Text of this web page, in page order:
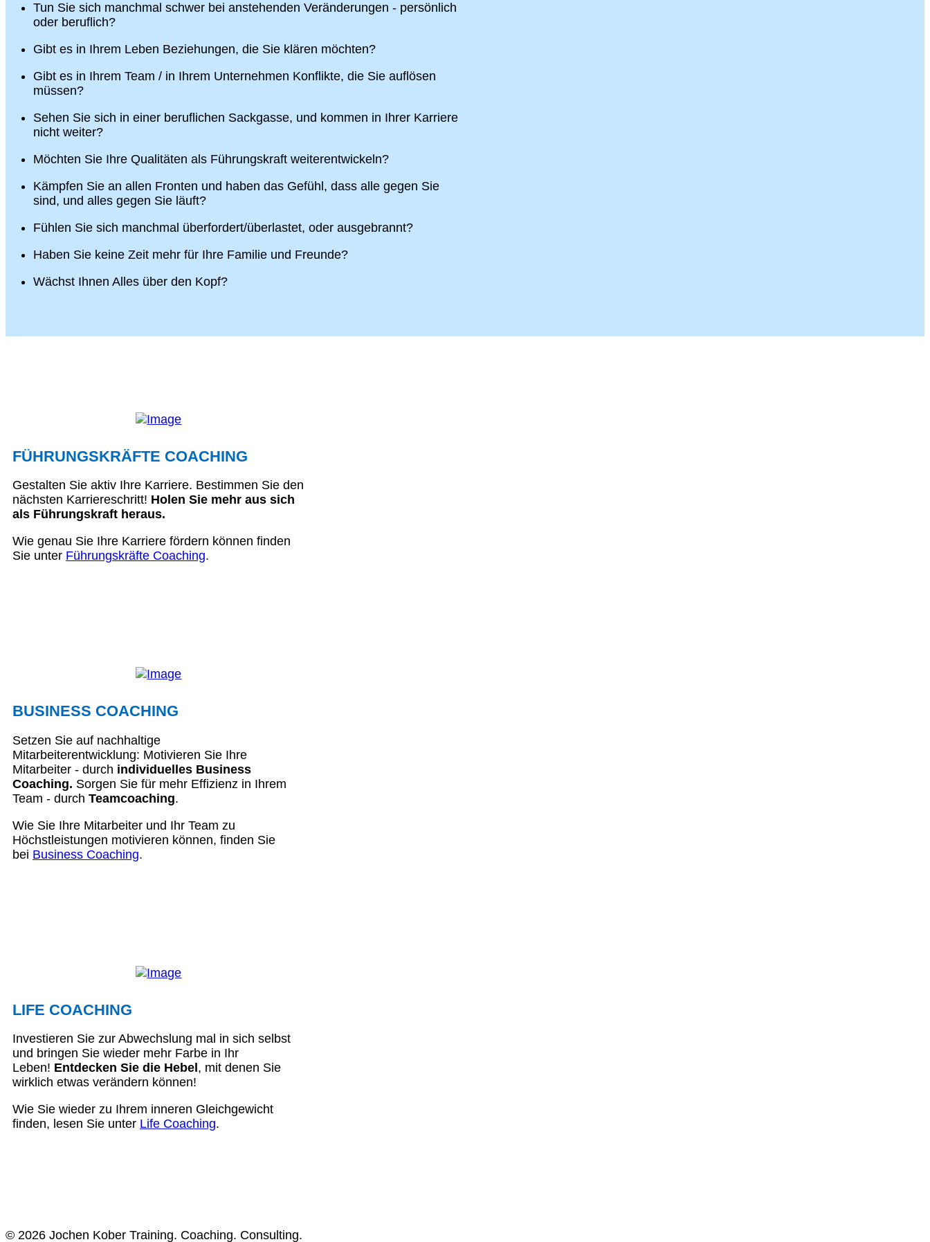
Tun Sie sich manchmal schwer bei anstehenden Veränderungen - persönlich
oder beruflich?
Gibt es in Ihrem Leben Beziehungen, die Sie klären möchten?
Gibt es in Ihrem Team / in Ihrem Unternehmen Konflikte, die Sie auflösen
müssen?
Sehen Sie sich in einer beruflichen Sackgasse, und kommen in Ihrer Karriere
nicht weiter?
Möchten Sie Ihre Qualitäten als Führungskraft weiterentwickeln?
Kämpfen Sie an allen Fronten und haben das Gefühl, dass alle gegen Sie
sind, und alles gegen Sie läuft?
Fühlen Sie sich manchmal überfordert/überlastet, oder ausgebrannt?
Haben Sie keine Zeit mehr für Ihre Familie und Freunde?
Wächst Ihnen Alles über den Kopf?
FÜHRUNGSKRÄFTE COACHING
Gestalten Sie aktiv Ihre Karriere. Bestimmen Sie den
nächsten Karriereschritt! Holen Sie mehr aus sich
als Führungskraft heraus.
Wie genau Sie Ihre Karriere fördern können finden
Sie unter Führungskräfte Coaching.
BUSINESS COACHING
Setzen Sie auf nachhaltige
Mitarbeiterentwicklung: Motivieren Sie Ihre
Mitarbeiter - durch individuelles Business
Coaching. Sorgen Sie für mehr Effizienz in Ihrem
Team - durch Teamcoaching.
Wie Sie Ihre Mitarbeiter und Ihr Team zu
Höchstleistungen motivieren können, finden Sie
bei Business Coaching.
LIFE COACHING
Investieren Sie zur Abwechslung mal in sich selbst
und bringen Sie wieder mehr Farbe in Ihr
Leben! Entdecken Sie die Hebel, mit denen Sie
wirklich etwas verändern können!
Wie Sie wieder zu Ihrem inneren Gleichgewicht
finden, lesen Sie unter Life Coaching.
© 2026 Jochen Kober Training. Coaching. Consulting.